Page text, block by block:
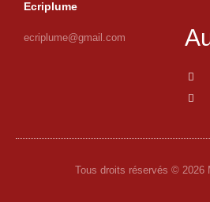
Ecriplume
ecriplume@gmail.com
Tous droits réservés © 2026